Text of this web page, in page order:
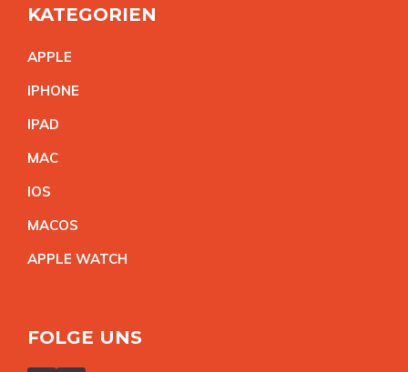
KATEGORIEN
APPLE
IPHONE
IPAD
MAC
IOS
MACOS
APPLE WATCH
FOLGE UNS